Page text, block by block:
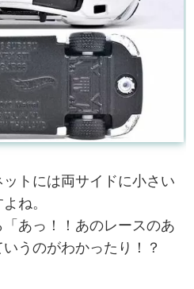
トには両サイドに小さい
ね。
あっ！！あのレースのあ
うのがわかったり！？